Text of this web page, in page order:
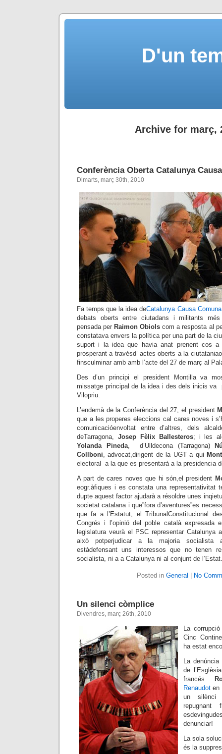
D'un
Archive for març,
Conferència Oberta Catalunya
Dimarts, març 30th, 2010
Fa temps que la idea deCatalunya Causa Comuna
debats oberts entre ciutadans i militants
pensada per Raimon Obiols com a resposta al
constatava envers la política per una part de la
suport i la idea que havia anat prenent cos
prosperant a travésd’ actes oberts a la
finsculminar amb amb l’acte del 27 de març al
Des d’un principi el president Montilla va
missatge principal de la idea i des dels inicis va
Vilopriu.
L’endemà de la Conferència del 27, el president
que a les properes eleccions cal cares noves i
comunicacióenvoltat entre d’altres, dels
deTarragona, Josep Fèlix Ballesteros; i les
Yolanda Pineda, d’Ulldecona (Tarragona)
Collboni, advocat,dirigent de la UGT a qui
electoral a la que es presentarà a la presidencia
A part de cares noves que hi són,el president
eogr.àfiques i es constata una representativitat
dupte aquest factor ajudarà a résoldre unes
societat catalana i que”fora d’aventures”es
que fa a l’Estatut, el TribunalConstitucional
Congrés i l’opinió del poble català expresada
legislatura veurà el PSC representar Catalunya
això potperjudicar a la majoria socialista
estàdefensant uns interessos que no tenen
socialista, ni a a Catalunya ni al conjunt de l’Estat.
Posted in General No
Un silenci còmplice
Divendres, març 26th, 2010
La
Cinc
ha estat
La
de
francés
Renaudot en
un silènci
denunciar!
La sola
és la